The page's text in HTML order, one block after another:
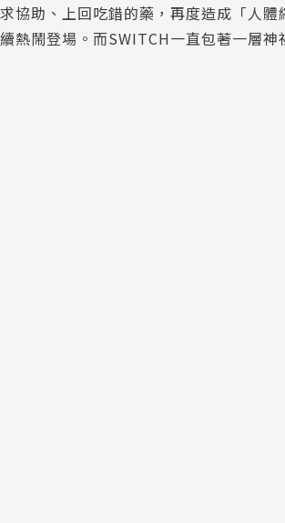
協助、上回吃錯的藥，再度造成「人
熱鬧登場。而SWITCH一直包著一層